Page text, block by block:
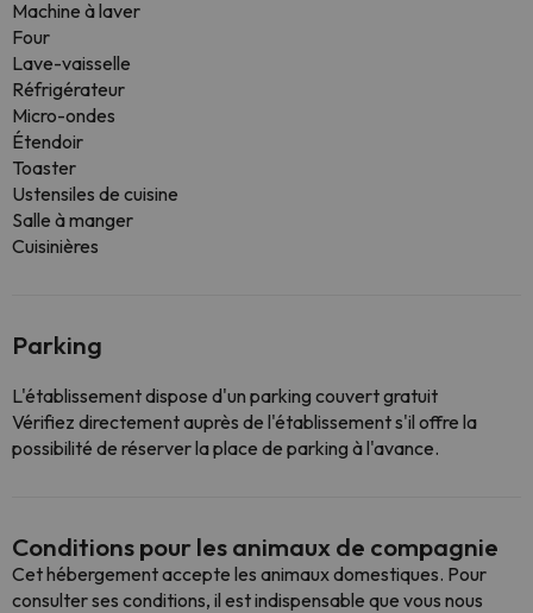
Machine à laver
Four
Lave-vaisselle
Réfrigérateur
Micro-ondes
Étendoir
Toaster
Ustensiles de cuisine
Salle à manger
Cuisinières
Parking
L'établissement dispose d'un parking couvert gratuit
Vérifiez directement auprès de l'établissement s'il offre la
possibilité de réserver la place de parking à l'avance.
Conditions pour les animaux de compagnie
Cet hébergement accepte les animaux domestiques. Pour
consulter ses conditions, il est indispensable que vous nous